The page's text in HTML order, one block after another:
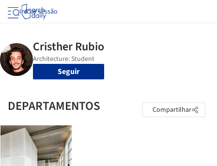
Iniciar sessão
Seguir
DEPARTAMENTOS Compartilhar